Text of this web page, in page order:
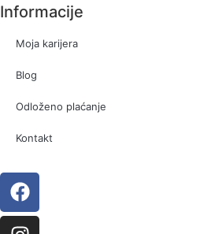
Informacije
Moja karijera
Blog
Odloženo plaćanje
Kontakt